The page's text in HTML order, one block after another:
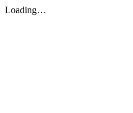
Loading…